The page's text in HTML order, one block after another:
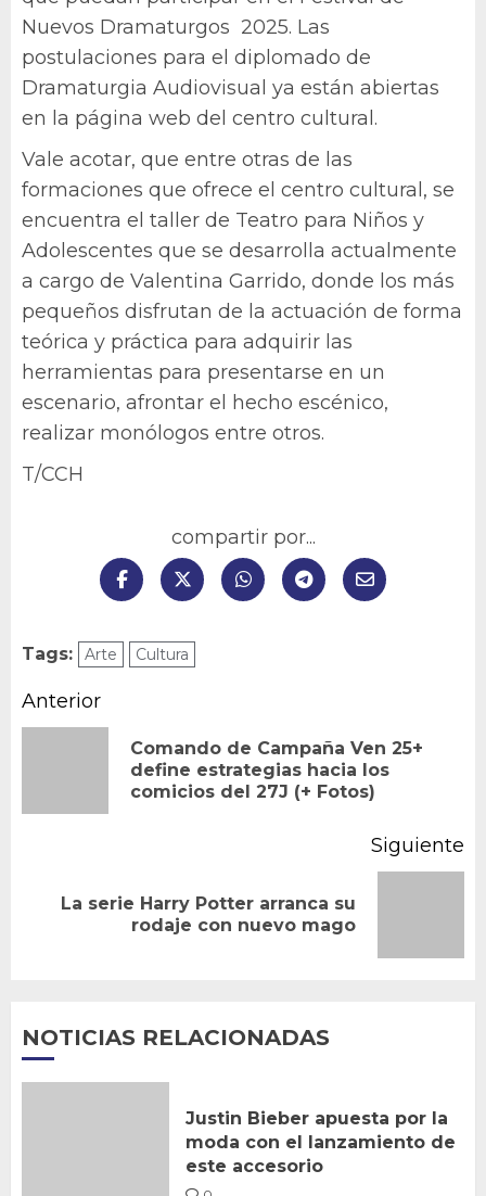
Nuevos Dramaturgos 2025. Las
postulaciones para el diplomado de
Dramaturgia Audiovisual ya están abiertas
en la página web del centro cultural.
Vale acotar, que entre otras de las
formaciones que ofrece el centro cultural, se
encuentra el taller de Teatro para Niños y
Adolescentes que se desarrolla actualmente
a cargo de Valentina Garrido, donde los más
pequeños disfrutan de la actuación de forma
teórica y práctica para adquirir las
herramientas para presentarse en un
escenario, afrontar el hecho escénico,
realizar monólogos entre otros.
T/CCH
compartir por...
Tags: Arte Cultura
Navegación
entradas
Anterior
Comando de Campaña Ven 25+
define estrategias hacia los
comicios del 27J (+ Fotos)
Siguiente
Siguiente
La serie Harry Potter arranca su
rodaje con nuevo mago
NOTICIAS RELACIONADAS
Justin Bieber apuesta por la
moda con el lanzamiento de
este accesorio